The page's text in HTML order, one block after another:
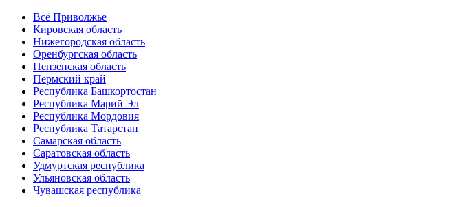
Всё Приволжье
Кировская область
Нижегородская область
Оренбургская область
Пензенская область
Пермский край
Республика Башкортостан
Республика Марий Эл
Республика Мордовия
Республика Татарстан
Самарская область
Саратовская область
Удмуртская республика
Ульяновская область
Чувашская республика